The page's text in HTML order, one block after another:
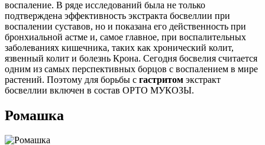
воспаление. В ряде исследований была не только
подтверждена эффективность экстракта босвеллии при
воспалении суставов, но и показана его действенность при
бронхиальной астме и, самое главное, при воспалительных
заболеваниях кишечника, таких как хронический колит,
язвенный колит и болезнь Крона. Сегодня босвелия считается
одним из самых перспективных борцов с воспалением в мире
растений. Поэтому для борьбы с гастритом экстракт
босвеллии включен в состав ОРТО МУКОЗЫ.
Ромашка